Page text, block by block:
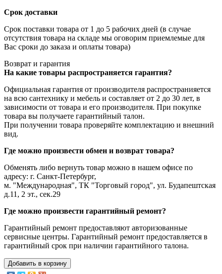
Срок доставки
Срок поставки товара от 1 до 5 рабочих дней (в случае
отсутствия товара на складе мы оговорим приемлемые для
Вас сроки до заказа и оплаты товара)
Возврат и гарантия
На какие товары распространяется гарантия?
Официальная гарантия от производителя распространияется
на всю сантехнику и мебель и составляет от 2 до 30 лет, в
зависимости от товара и его производителя. При покупке
товара вы получаете гарантийный талон.
При получении товара проверяйте комплектацию и внешний
вид.
Где можно произвести обмен и возврат товара?
Обменять либо вернуть товар можно в нашем офисе по
адресу: г. Санкт-Петербург,
м. "Международная", ТК "Торговый город", ул. Будапештская
д.11, 2 эт., сек.29
Где можно произвести гарантийный ремонт?
Гарантийный ремонт предоставляют авторизованные
сервисные центры. Гарантийный ремонт предоставляется в
гарантийный срок при наличии гарантийного талона.
Добавить в корзину